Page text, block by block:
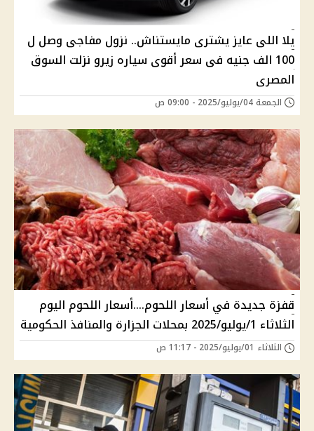
يلا اللى عايز يشترى مايستناش.. نزول مفاجى وصل ل
100 الف جنيه فى سعر أقوى سياره زيرو نزلت السوق
المصرى
الجمعة 04/يوليو/2025 - 09:00 ص
قفزة جديدة في أسعار اللحوم....أسعار اللحوم اليوم
الثلاثاء 1/يوليو/2025 بمحلات الجزارة والمنافذ الحكومية
الثلاثاء 01/يوليو/2025 - 11:17 ص